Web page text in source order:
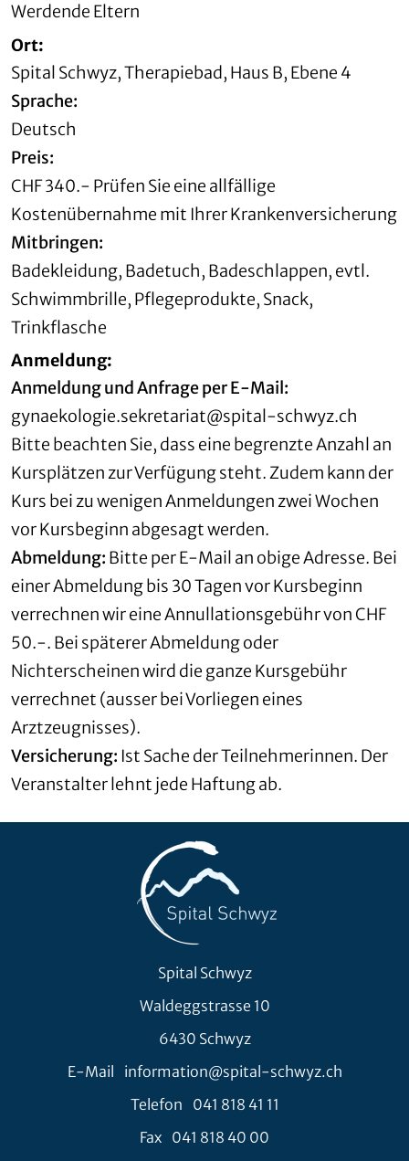
Werdende Eltern
Ort:
Spital Schwyz, Therapiebad, Haus B, Ebene 4
Sprache:
Deutsch
Preis:
CHF 340.- Prüfen Sie eine allfällige
Kostenübernahme mit Ihrer Krankenversicherung
Mitbringen:
Badekleidung, Badetuch, Badeschlappen, evtl.
Schwimmbrille, Pflegeprodukte, Snack,
Trinkflasche
Anmeldung:
Anmeldung und Anfrage per E-Mail:
gynaekologie.sekretariat@spital-schwyz.ch
Bitte beachten Sie, dass eine begrenzte Anzahl an
Kursplätzen zur Verfügung steht. Zudem kann der
Kurs bei zu wenigen Anmeldungen zwei Wochen
vor Kursbeginn abgesagt werden.
Abmeldung: Bitte per E-Mail an obige Adresse. Bei
einer Abmeldung bis 30 Tagen vor Kursbeginn
verrechnen wir eine Annullationsgebühr von CHF
50.-. Bei späterer Abmeldung oder
Nichterscheinen wird die ganze Kursgebühr
verrechnet (ausser bei Vorliegen eines
Arztzeugnisses).
Versicherung: Ist Sache der Teilnehmerinnen. Der
Veranstalter lehnt jede Haftung ab.
Spital Schwyz
Waldeggstrasse 10
6430 Schwyz
E-Mail
information@spital-schwyz.ch
Telefon
041 818 41 11
Fax 041 818 40 00